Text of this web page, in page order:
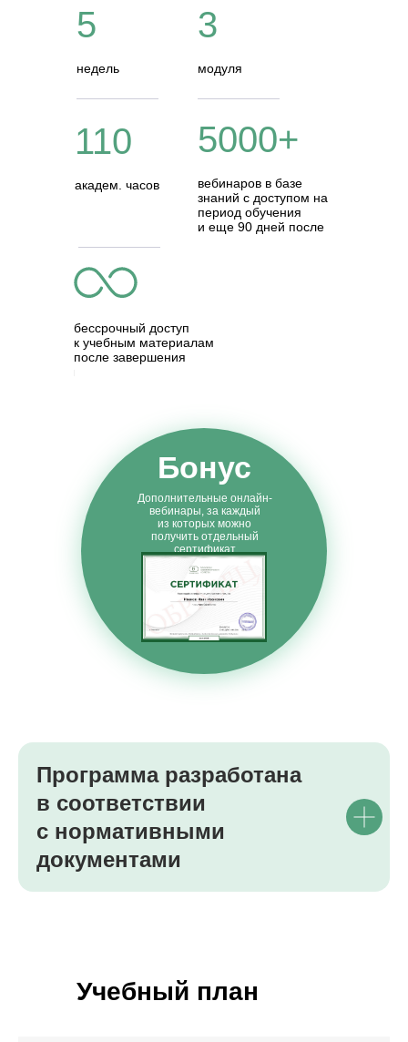
5 3
5000+
110
недель модуля
вебинаров в базе
знаний с доступом на
период обучения
и еще 90 дней после
академ. часов
бессрочный доступ
к учебным материалам
после завершения
Дополнительные онлайн-
вебинары, за каждый
из которых можно
получить отдельный
сертификат
Бонус
Программа разработана
в соответствии
с нормативными
документами
Учебный план